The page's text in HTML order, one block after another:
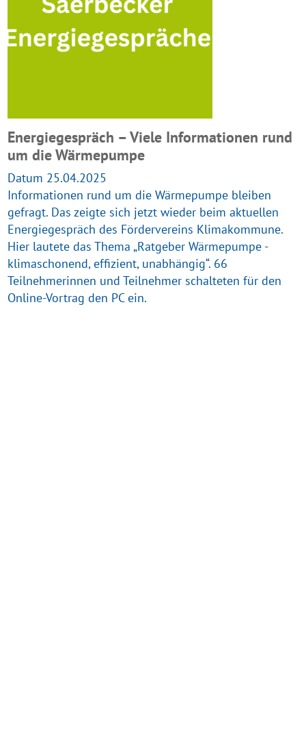
Energiegespräch – Viele Informationen rund
um die Wärmepumpe
Datum 25.04.2025
Informationen rund um die Wärmepumpe bleiben
gefragt. Das zeigte sich jetzt wieder beim aktuellen
Energiegespräch des Fördervereins Klimakommune.
Hier lautete das Thema „Ratgeber Wärmepumpe -
klimaschonend, effizient, unabhängig“. 66
Teilnehmerinnen und Teilnehmer schalteten für den
Online-Vortrag den PC ein.